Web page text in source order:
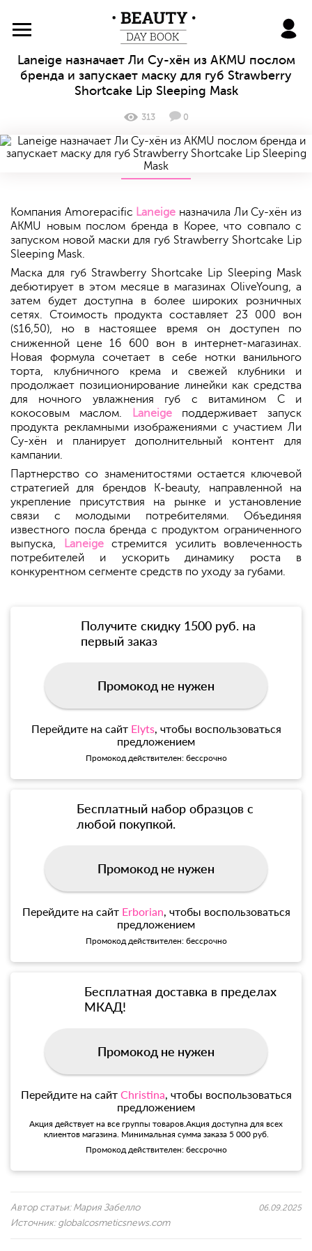
BeautyDayBook
Laneige назначает Ли Су-хён из AKMU послом
бренда и запускает маску для губ Strawberry
Shortcake Lip Sleeping Mask
313 0
Компания Amorepacific Laneige назначила Ли Су-хён из
AKMU новым послом бренда в Корее, что совпало с
запуском новой маски для губ Strawberry Shortcake Lip
Sleeping Mask.
Маска для губ Strawberry Shortcake Lip Sleeping Mask
дебютирует в этом месяце в магазинах OliveYoung, а
затем будет доступна в более широких розничных
сетях. Стоимость продукта составляет 23 000 вон
($16,50), но в настоящее время он доступен по
сниженной цене 16 600 вон в интернет-магазинах.
Новая формула сочетает в себе нотки ванильного
торта, клубничного крема и свежей клубники и
продолжает позиционирование линейки как средства
для ночного увлажнения губ с витамином С и
кокосовым маслом.
Laneigeподдерживает запуск
продукта рекламными изображениями с участием Ли
Су-хён и планирует дополнительный контент для
кампании.
Партнерство со знаменитостями остается ключевой
стратегией для брендов K-beauty, направленной на
укрепление присутствия на рынке и установление
связи с молодыми потребителями. Объединяя
известного посла бренда с продуктом ограниченного
выпуска,
Laneigeстремится усилить вовлеченность
потребителей и ускорить динамику роста в
конкурентном сегменте средств по уходу за губами.
Получите скидку 1500 руб. на
первый заказ
Промокод не нужен
Перейдите на сайт Elyts, чтобы воспользоваться
предложением
Промокод действителен: бессрочно
Бесплатный набор образцов с
любой покупкой.
Промокод не нужен
Перейдите на сайт Erborian, чтобы воспользоваться
предложением
Промокод действителен: бессрочно
Бесплатная доставка в пределах
МКАД!
Промокод не нужен
Перейдите на сайт Christina, чтобы воспользоваться
предложением
Акция действует на все группы товаров.Акция доступна для всех
клиентов магазина. Минимальная сумма заказа 5 000 руб.
Промокод действителен: бессрочно
Автор статьи: Мария Забелло
Источник: globalcosmeticsnews.com
06.09.2025